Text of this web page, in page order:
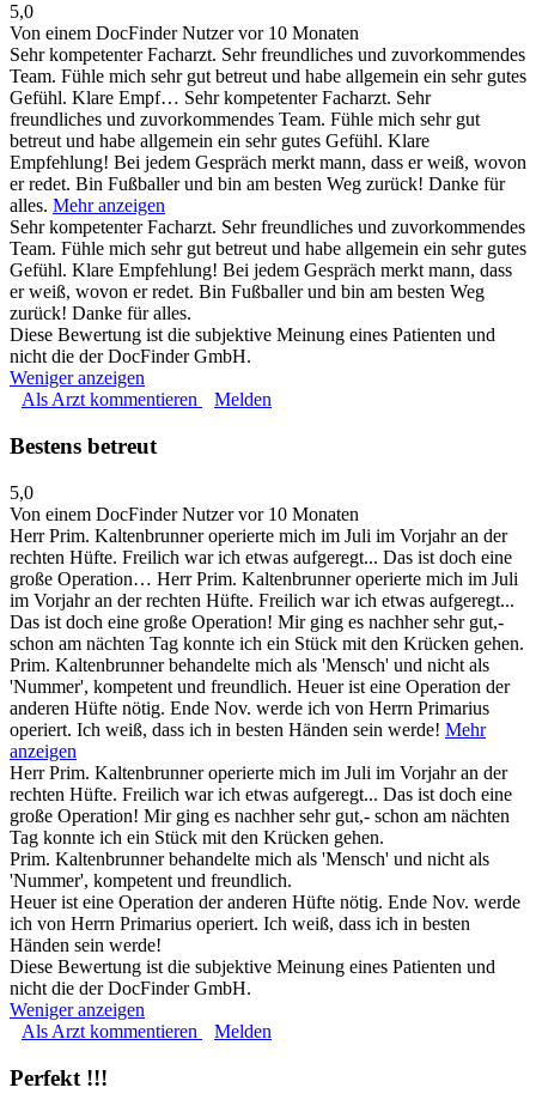
5,0
Von einem DocFinder Nutzervor 10 Monaten
Sehr kompetenter Facharzt. Sehr freundliches und zuvorkommendes
Team. Fühle mich sehr gut betreut und habe allgemein ein sehr gutes
Gefühl. Klare Empf… Sehr kompetenter Facharzt. Sehr
freundliches und zuvorkommendes Team. Fühle mich sehr gut
betreut und habe allgemein ein sehr gutes Gefühl. Klare
Empfehlung! Bei jedem Gespräch merkt mann, dass er weiß, wovon
er redet. Bin Fußballer und bin am besten Weg zurück! Danke für
alles. Mehr anzeigen
Sehr kompetenter Facharzt. Sehr freundliches und zuvorkommendes
Team. Fühle mich sehr gut betreut und habe allgemein ein sehr gutes
Gefühl. Klare Empfehlung! Bei jedem Gespräch merkt mann, dass
er weiß, wovon er redet. Bin Fußballer und bin am besten Weg
zurück! Danke für alles.
Diese Bewertung ist die subjektive Meinung eines Patienten und
nicht die der DocFinder GmbH.
Weniger anzeigen
Als Arzt kommentieren
Melden
Bestens betreut
5,0
Von einem DocFinder Nutzervor 10 Monaten
Herr Prim. Kaltenbrunner operierte mich im Juli im Vorjahr an der
rechten Hüfte. Freilich war ich etwas aufgeregt... Das ist doch eine
große Operation… Herr Prim. Kaltenbrunner operierte mich im Juli
im Vorjahr an der rechten Hüfte. Freilich war ich etwas aufgeregt...
Das ist doch eine große Operation! Mir ging es nachher sehr gut,-
schon am nächten Tag konnte ich ein Stück mit den Krücken gehen.
Prim. Kaltenbrunner behandelte mich als 'Mensch' und nicht als
'Nummer', kompetent und freundlich. Heuer ist eine Operation der
anderen Hüfte nötig. Ende Nov. werde ich von Herrn Primarius
operiert. Ich weiß, dass ich in besten Händen sein werde! Mehr
anzeigen
Herr Prim. Kaltenbrunner operierte mich im Juli im Vorjahr an der
rechten Hüfte. Freilich war ich etwas aufgeregt... Das ist doch eine
große Operation! Mir ging es nachher sehr gut,- schon am nächten
Tag konnte ich ein Stück mit den Krücken gehen.
Prim. Kaltenbrunner behandelte mich als 'Mensch' und nicht als
'Nummer', kompetent und freundlich.
Heuer ist eine Operation der anderen Hüfte nötig. Ende Nov. werde
ich von Herrn Primarius operiert. Ich weiß, dass ich in besten
Händen sein werde!
Diese Bewertung ist die subjektive Meinung eines Patienten und
nicht die der DocFinder GmbH.
Weniger anzeigen
Als Arzt kommentieren
Melden
Perfekt !!!